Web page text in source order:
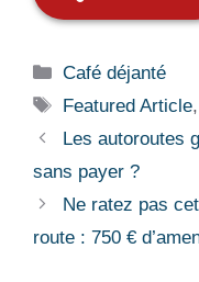
Catégories
Café déjanté
Étiquettes
Featured Article,
Les autoroutes
sans payer ?
Ne ratez pas
route : 750 €